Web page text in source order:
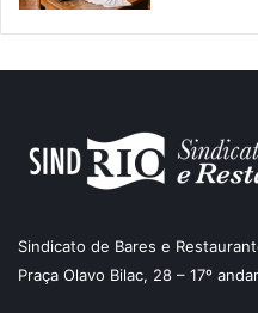
Sindicato de Bares e
Praça Olavo Bilac, 28 – 17º